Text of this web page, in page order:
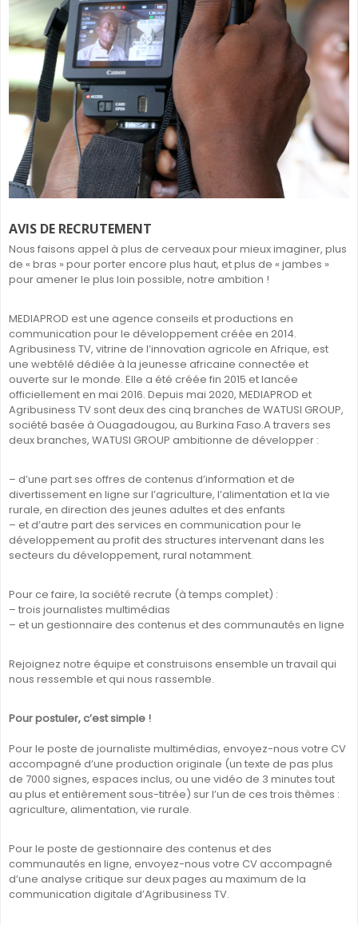
SÉNÉGAL
GHANA
ÎLE MAURICE
GUINÉE
AVIS DE RECRUTEMENT
Nous faisons appel à plus de cerveaux pour mieux imaginer, plus
de « bras » pour porter encore plus haut, et plus de « jambes »
pour amener le plus loin possible, notre ambition !
MEDIAPROD est une agence conseils et productions en
communication pour le développement créée en 2014.
Agribusiness TV, vitrine de l’innovation agricole en Afrique, est
une webtélé dédiée à la jeunesse africaine connectée et
ouverte sur le monde. Elle a été créée fin 2015 et lancée
officiellement en mai 2016. Depuis mai 2020, MEDIAPROD et
Agribusiness TV sont deux des cinq branches de WATUSI GROUP,
société basée à Ouagadougou, au Burkina Faso.A travers ses
deux branches, WATUSI GROUP ambitionne de développer :
– d’une part ses offres de contenus d’information et de
divertissement en ligne sur l’agriculture, l’alimentation et la vie
rurale, en direction des jeunes adultes et des enfants
– et d’autre part des services en communication pour le
développement au profit des structures intervenant dans les
secteurs du développement, rural notamment.
Pour ce faire, la société recrute (à temps complet) :
– trois journalistes multimédias
– et un gestionnaire des contenus et des communautés en ligne
Rejoignez notre équipe et construisons ensemble un travail qui
nous ressemble et qui nous rassemble.
Pour postuler, c’est simple !
Pour le poste de journaliste multimédias, envoyez-nous votre CV
accompagné d’une production originale (un texte de pas plus
de 7000 signes, espaces inclus, ou une vidéo de 3 minutes tout
au plus et entièrement sous-titrée) sur l’un de ces trois thèmes :
agriculture, alimentation, vie rurale.
Pour le poste de gestionnaire des contenus et des
communautés en ligne, envoyez-nous votre CV accompagné
d’une analyse critique sur deux pages au maximum de la
communication digitale d’Agribusiness TV.